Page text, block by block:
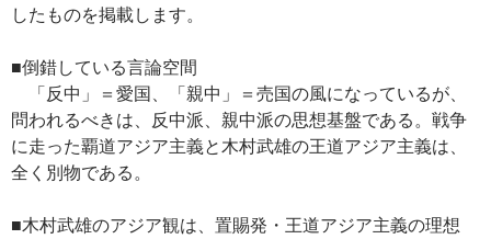
したものを掲載します。
■倒錯している言論空間
「反中」＝愛国、「親中」＝売国の風になっているが、
問われるべきは、反中派、親中派の思想基盤である。戦争
に走った覇道アジア主義と木村武雄の王道アジア主義は、
全く別物である。
■木村武雄のアジア観は、置賜発・王道アジア主義の理想